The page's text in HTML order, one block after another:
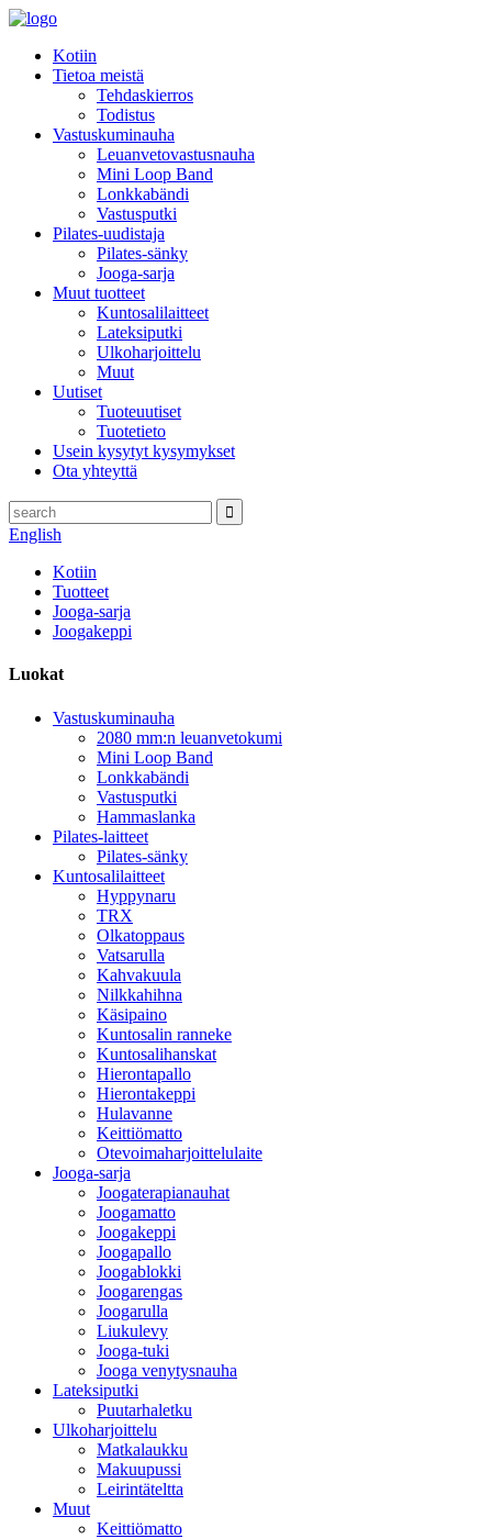
Kotiin
Tietoa meistä
Tehdaskierros
Todistus
Vastuskuminauha
Leuanvetovastusnauha
Mini Loop Band
Lonkkabändi
Vastusputki
Pilates-uudistaja
Pilates-sänky
Jooga-sarja
Muut tuotteet
Kuntosalilaitteet
Lateksiputki
Ulkoharjoittelu
Muut
Uutiset
Tuoteuutiset
Tuotetieto
Usein kysytyt kysymykset
Ota yhteyttä
English
Kotiin
Tuotteet
Jooga-sarja
Joogakeppi
Luokat
Vastuskuminauha
2080 mm:n leuanvetokumi
Mini Loop Band
Lonkkabändi
Vastusputki
Hammaslanka
Pilates-laitteet
Pilates-sänky
Kuntosalilaitteet
Hyppynaru
TRX
Olkatoppaus
Vatsarulla
Kahvakuula
Nilkkahihna
Käsipaino
Kuntosalin ranneke
Kuntosalihanskat
Hierontapallo
Hierontakeppi
Hulavanne
Keittiömatto
Otevoimaharjoittelulaite
Jooga-sarja
Joogaterapianauhat
Joogamatto
Joogakeppi
Joogapallo
Joogablokki
Joogarengas
Joogarulla
Liukulevy
Jooga-tuki
Jooga venytysnauha
Lateksiputki
Puutarhaletku
Ulkoharjoittelu
Matkalaukku
Makuupussi
Leirintäteltta
Muut
Keittiömatto